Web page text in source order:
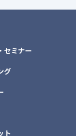
セミナー
グ
ト